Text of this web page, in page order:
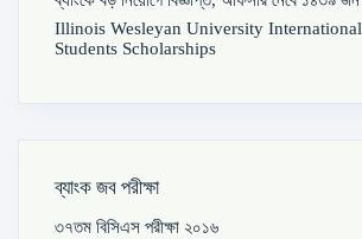
Illinois Wesleyan University International
Students Scholarships
ব্যাংক জব পরীক্ষা
৩৭তম বিসিএস পরীক্ষা ২০১৬